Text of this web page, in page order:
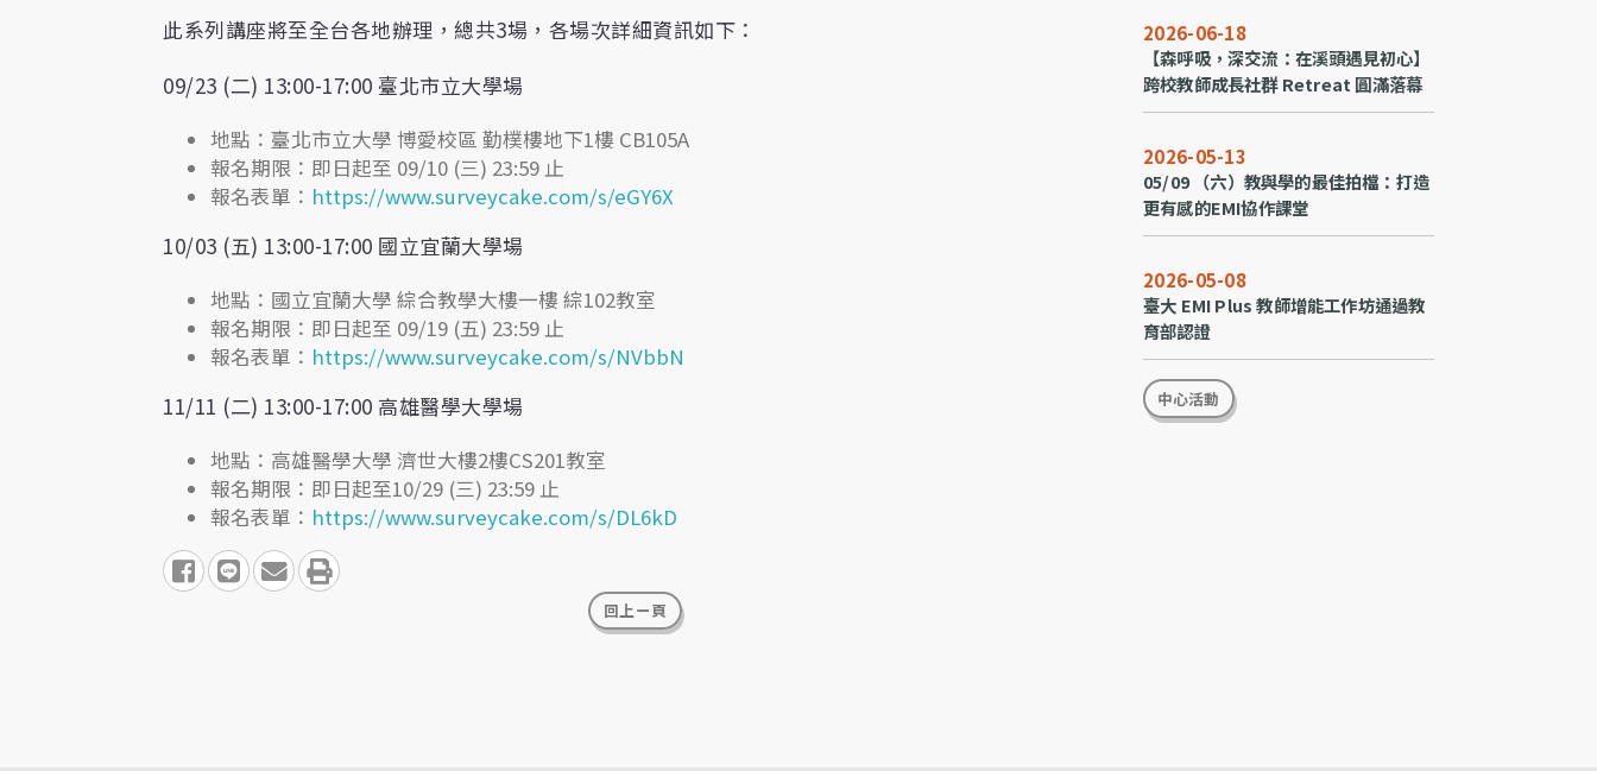
此系列講座將至全台各地辦理，總共3場，各場次詳細資訊如下：
09/23 (二) 13:00-17:00 臺北市立大學場
地點：臺北市立大學 博愛校區 勤樸樓地下1樓 CB105A
報名期限：即日起至 09/10 (三) 23:59 止
報名表單： https://www.surveycake.com/s/eGY6X
10/03 (五) 13:00-17:00 國立宜蘭大學場
地點：國立宜蘭大學 綜合教學大樓一樓 綜102教室
報名期限：即日起至 09/19 (五) 23:59 止
報名表單： https://www.surveycake.com/s/NVbbN
11/11 (二) 13:00-17:00 高雄醫學大學場
地點：高雄醫學大學 濟世大樓2樓CS201教室
報名期限：即日起至10/29 (三) 23:59 止
報名表單： https://www.surveycake.com/s/DL6kD
share to facebook
share to lineshare to email
print
回上ㄧ頁
2026-06-18
【森呼吸，深交流：在溪頭遇見初心】
跨校教師成長社群 Retreat 圓滿落幕
2026-05-13
05/09 （六）教與學的最佳拍檔：打造
更有感的EMI協作課堂
2026-05-08
臺大 EMI Plus 教師增能工作坊通過教
育部認證
中心活動